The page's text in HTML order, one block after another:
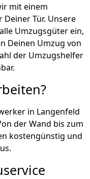
mit einem
Tür. Unsere
Umzugsgüter ein,
Deinen Umzug von
der Umzugshelfer
in Langenfeld
der Wand bis zum
kostengünstig und